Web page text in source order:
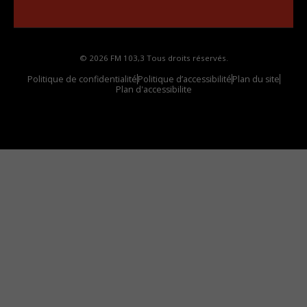
© 2026 FM 103,3 Tous droits réservés.
Politique de confidentialitéPolitique d’accessibilitéPlan du site
Plan d'accessibilite